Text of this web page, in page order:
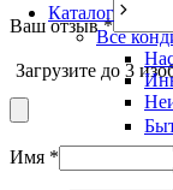
Каталог
Все
Ваш отзыв*
Загрузите до 3
Имя *